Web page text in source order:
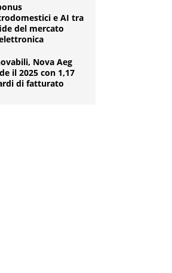
e AI tra
del mercato
Nova Aeg
il 2025 con 1,17
di fatturato